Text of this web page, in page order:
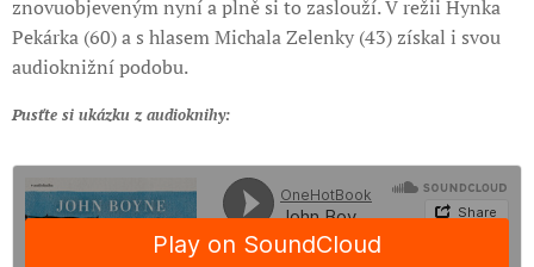
znovuobjeveným nyní a plně si to zaslouží. V režii Hynka
Pekárka (60) a s hlasem Michala Zelenky (43) získal i svou
audioknižní podobu.
Pusťte si ukázku z audioknihy: